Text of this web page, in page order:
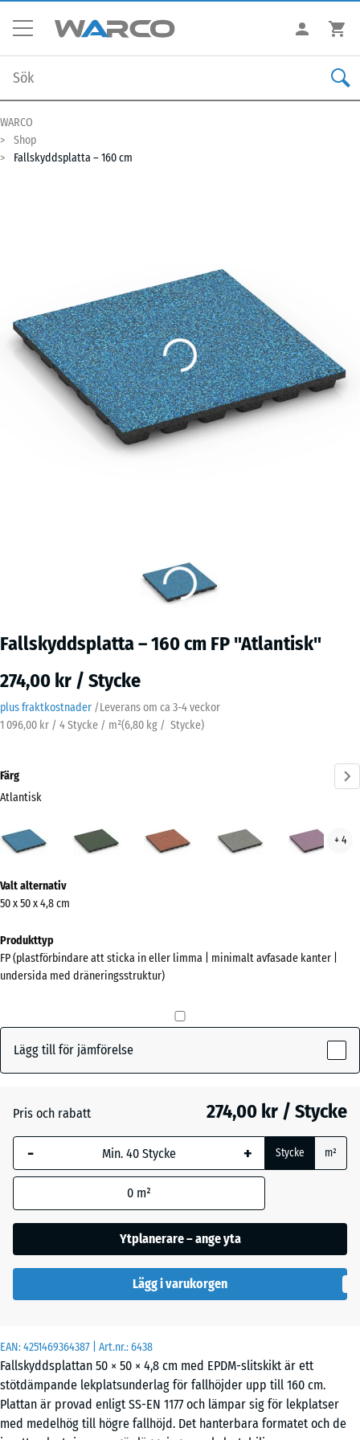
WARCO
Shop
Fallskyddsplatta – 160 cm
Fallskyddsplatta – 160 cm FP "Atlantisk"
274,00 kr / Stycke
plus fraktkostnader /Leverans om ca 3-4 veckor
1 096,00 kr / 4 Stycke / m²(6,80 kg / Stycke)
EAN:4251469364387 | Art.nr.:6438
Fallskyddsplattan 50 × 50 × 4,8 cm med EPDM-slitskikt är ett
stötdämpande lekplatsunderlag för fallhöjder upp till 160 cm.
Plattan är provad enligt SS-EN 1177 och lämpar sig för lekplatser
med medelhög till högre fallhöjd. Det hanterbara formatet och de
Färg
Atlantisk
(active)
granit
+ 4
information
om
färgerna?
Visa
färgpalett
Engelskt
Etna
Grå
Mörkgrå
granit
- 2,00 kr
Rattan
Valt alternativ
50 x 50 x 4,8 cm
Produkttyp
FP (plastförbindare att sticka in eller limma | minimalt avfasade kanter |
undersida med dräneringsstruktur)
Lägg till för jämförelse
Pris och rabatt 274,00 kr / Stycke
- + Stycke m²
0 m²
Ytplanerare – ange yta
Lägg i varukorgen